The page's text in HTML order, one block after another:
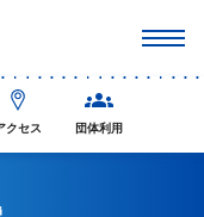
クセス 団体利用